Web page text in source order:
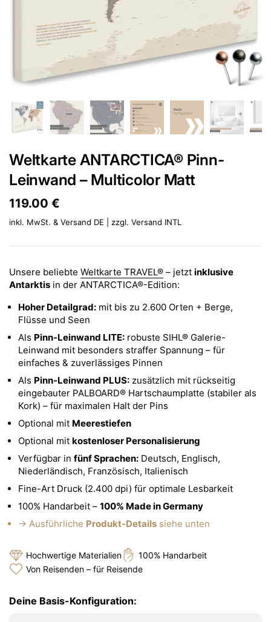
Weltkarte ANTARCTICA® Pinn-
Leinwand – Multicolor Matt
Preis:
119.00 €
inkl. MwSt. & Versand DE | zzgl. Versand INTL
Unsere beliebte Weltkarte TRAVEL® – jetzt inklusive
Antarktis in der ANTARCTICA®-Edition:
Hoher Detailgrad: mit bis zu 2.600 Orten + Berge,
Flüsse und Seen
Als Pinn-Leinwand LITE: robuste SIHL® Galerie-
Leinwand mit besonders straffer Spannung – für
einfaches & zuverlässiges Pinnen
Als Pinn-Leinwand PLUS: zusätzlich mit rückseitig
eingebauter PALBOARD® Hartschaumplatte (stabiler als
Kork) – für maximalen Halt der Pins
Optional mit Meerestiefen
Optional mit kostenloser Personalisierung
Verfügbar in fünf Sprachen: Deutsch, Englisch,
Niederländisch, Französisch, Italienisch
Fine-Art Druck (2.400 dpi) für optimale Lesbarkeit
100% Handarbeit – 100% Made in Germany
→ Ausführliche Produkt-Details siehe unten
Hochwertige Materialien
100% Handarbeit
Von Reisenden – für Reisende
Deine Basis-Konfiguration: